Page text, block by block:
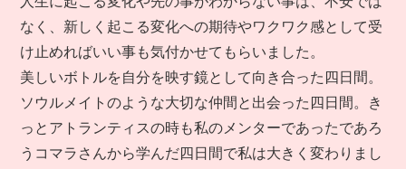
なく、新しく起こる変化への期待やワクワク感として受
け止めればいい事も気付かせてもらいました。
美しいボトルを自分を映す鏡として向き合った四日間。
ソウルメイトのような大切な仲間と出会った四日間。き
っとアトランティスの時も私のメンターであったであろ
うコマラさんから学んだ四日間で私は大きく変わりまし